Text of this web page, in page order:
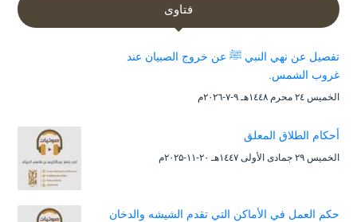
فتاوى
تفصيل عن نهي النبي ﷺ عن خروج الصبيان عند
غروب الشمس.
الخميس ۲٤ محرم ۱٤٤۸هـ ۹-۷-۲۰۲٦م
أحكام الطلاق المعلق
الخميس ۲۹ جمادى الأولى ۱٤٤۷هـ ۲۰-۱۱-۲۰۲۵م
حكم العمل في الأماكن التي تقدم الشيشه والدخان